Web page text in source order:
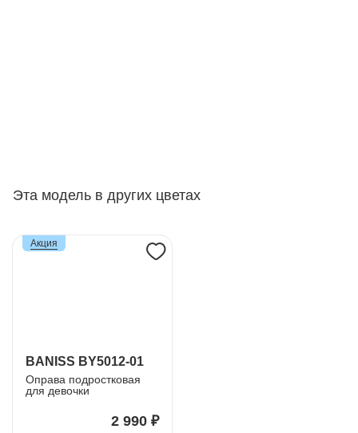
Эта модель в других цветах
BANISS BY5012-01
Оправа подростковая
для девочки
2 990 ₽
Акция